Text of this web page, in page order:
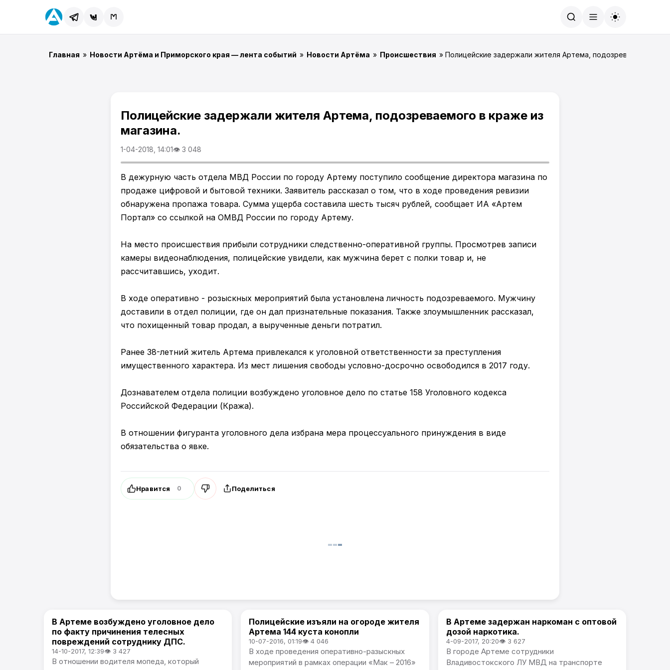
Главная » Новости Артёма и Приморского края — лента событий » Новости Артёма » Происшествия » Полицейские задержали жителя Артема, подозреваемого в
Полицейские задержали жителя Артема, подозреваемого в краже из
магазина.
1-04-2018, 14:01👁 3 048
В дежурную часть отдела МВД России по городу Артему поступило сообщение директора магазина по
продаже цифровой и бытовой техники. Заявитель рассказал о том, что в ходе проведения ревизии
обнаружена пропажа товара. Сумма ущерба составила шесть тысяч рублей, сообщает ИА «Артем
Портал» со ссылкой на ОМВД России по городу Артему.
На место происшествия прибыли сотрудники следственно-оперативной группы. Просмотрев записи
камеры видеонаблюдения, полицейские увидели, как мужчина берет с полки товар и, не
рассчитавшись, уходит.
В ходе оперативно - розыскных мероприятий была установлена личность подозреваемого. Мужчину
доставили в отдел полиции, где он дал признательные показания. Также злоумышленник рассказал,
что похищенный товар продал, а вырученные деньги потратил.
Ранее 38-летний житель Артема привлекался к уголовной ответственности за преступления
имущественного характера. Из мест лишения свободы условно-досрочно освободился в 2017 году.
Дознавателем отдела полиции возбуждено уголовное дело по статье 158 Уголовного кодекса
Российской Федерации (Кража).
В отношении фигуранта уголовного дела избрана мера процессуального принуждения в виде
обязательства о явке.
Нравится 0 Поделиться
Происшествия
В Артеме возбуждено уголовное дело
по факту причинения телесных
повреждений сотруднику ДПС.
14-10-2017, 12:39👁 3 427
В отношении водителя мопеда, который
Происшествия
Полицейские изъяли на огороде жителя
Артема 144 куста конопли
10-07-2016, 01:19👁 4 046
В ходе проведения оперативно-разыскных
мероприятий в рамках операции «Мак – 2016»
Происшествия
В Артеме задержан наркоман с оптовой
дозой наркотика.
4-09-2017, 20:20👁 3 627
В городе Артеме сотрудники
Владивостокского ЛУ МВД на транспорте